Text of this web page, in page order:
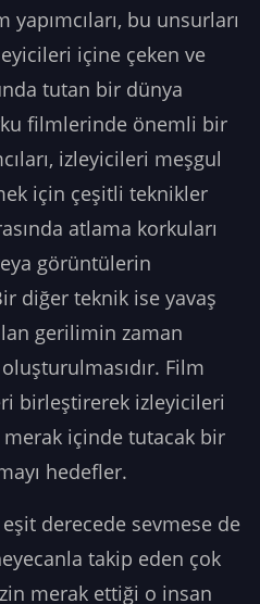
bu unsurları
içine çeken ve
tutan bir dünya
filmlerinde önemli bir
izleyicileri meşgul
için çeşitli teknikler
atlama korkuları
görüntülerin
diğer teknik ise yavaş
gerilimin zaman
Film
birleştirerek izleyicileri
içinde tutacak bir
hedefler.
derecede sevmese de
takip eden çok
merak ettiği o insan